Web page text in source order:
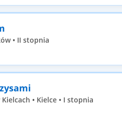
• II stopnia
• Kielce • I stopnia